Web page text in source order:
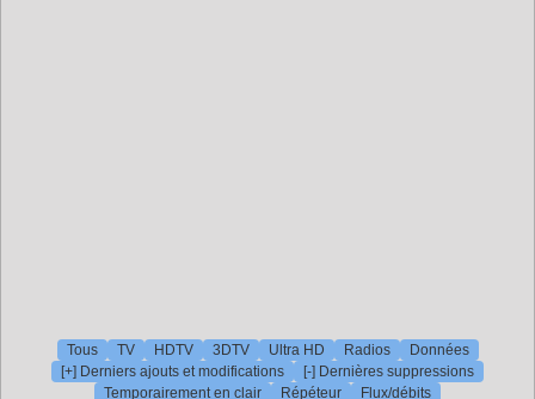
Tous TV HDTV 3DTV Ultra HD Radios
Données
[+] Derniers ajouts et modifications
[-] Dernières suppressions
Temporairement en clair
Répéteur Flux/débits